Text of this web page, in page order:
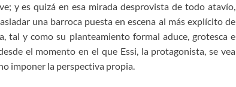
y es quizá en esa mirada desprovista de todo atavío,
una barroca puesta en escena al más explícito de
tal y como su planteamiento formal aduce, grotesca e
el momento en el que Essi, la protagonista, se vea
imponer la perspectiva propia.